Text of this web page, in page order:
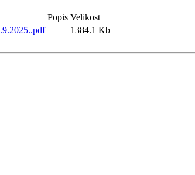
Popis Velikost
1384.1 Kb